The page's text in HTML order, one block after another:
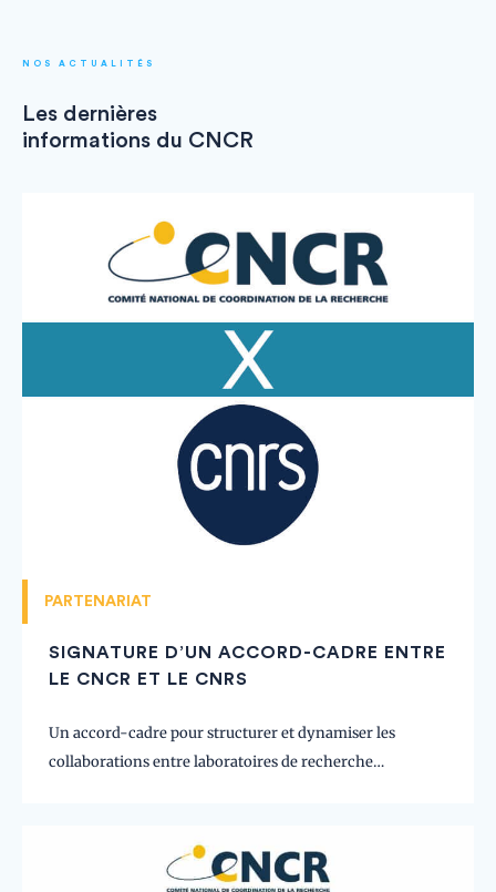
NOS ACTUALITÉS
Les dernières
informations du CNCR
PARTENARIAT
SIGNATURE D’UN ACCORD-CADRE ENTRE
LE CNCR ET LE CNRS
Un accord-cadre pour structurer et dynamiser les
collaborations entre laboratoires de recherche…